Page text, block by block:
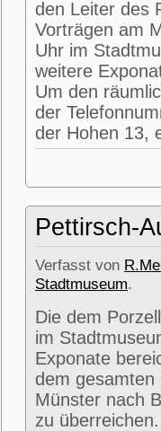
den Leiter des
Vorträgen am
Uhr im
weitere
Um den
der
der Hohen 13,
Pettirsch-
Verfasst von
Stadtmuseum.
Die dem
im
Exponate
dem
Münster nach
zu überreichen.